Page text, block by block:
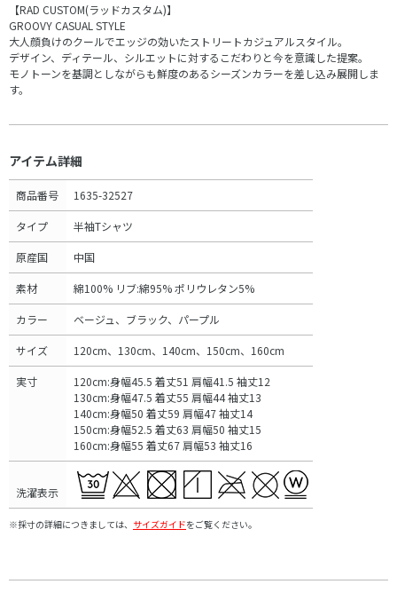
【RAD CUSTOM(ラッドカスタム)】
GROOVY CASUAL STYLE
大人顔負けのクールでエッジの効いたストリートカジュアルスタイル。
デザイン、ディテール、シルエットに対するこだわりと今を意識した提案。
モノトーンを基調としながらも鮮度のあるシーズンカラーを差し込み展開しま
す。
アイテム詳細
商品番号 1635-32527
タイプ 半袖Tシャツ
原産国 中国
素材 綿100% リブ:綿95% ポリウレタン5%
カラー ベージュ、ブラック、パープル
サイズ 120cm、130cm、140cm、150cm、160cm
実寸
120cm:身幅45.5 着丈51 肩幅41.5 袖丈12
130cm:身幅47.5 着丈55 肩幅44 袖丈13
140cm:身幅50 着丈59 肩幅47 袖丈14
150cm:身幅52.5 着丈63 肩幅50 袖丈15
160cm:身幅55 着丈67 肩幅53 袖丈16
洗濯表示
※採寸の詳細につきましては、 サイズガイドをご覧ください。